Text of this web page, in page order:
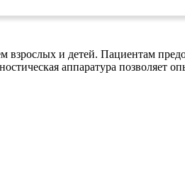
и детей. Пациентам
аппаратура позволяет